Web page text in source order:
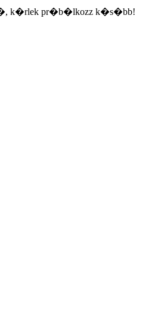
k�rlek pr�b�lkozz k�s�bb!